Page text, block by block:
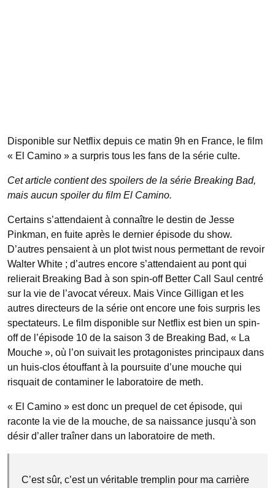
Disponible sur Netflix depuis ce matin 9h en France, le film
« El Camino » a surpris tous les fans de la série culte.
Cet article contient des spoilers de la série Breaking Bad,
mais aucun spoiler du film El Camino.
Certains s’attendaient à connaître le destin de Jesse
Pinkman, en fuite après le dernier épisode du show.
D’autres pensaient à un plot twist nous permettant de revoir
Walter White ; d’autres encore s’attendaient au pont qui
relierait Breaking Bad à son spin-off Better Call Saul centré
sur la vie de l’avocat véreux. Mais Vince Gilligan et les
autres directeurs de la série ont encore une fois surpris les
spectateurs. Le film disponible sur Netflix est bien un spin-
off de l’épisode 10 de la saison 3 de Breaking Bad, « La
Mouche », où l’on suivait les protagonistes principaux dans
un huis-clos étouffant à la poursuite d’une mouche qui
risquait de contaminer le laboratoire de meth.
« El Camino » est donc un prequel de cet épisode, qui
raconte la vie de la mouche, de sa naissance jusqu’à son
désir d’aller traîner dans un laboratoire de meth.
C’est sûr, c’est un véritable tremplin pour ma carrière